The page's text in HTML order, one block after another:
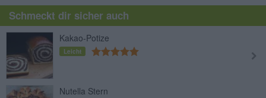
Schmeckt dir sicher auch
Kakao-Potize
Leicht
Nutella Stern